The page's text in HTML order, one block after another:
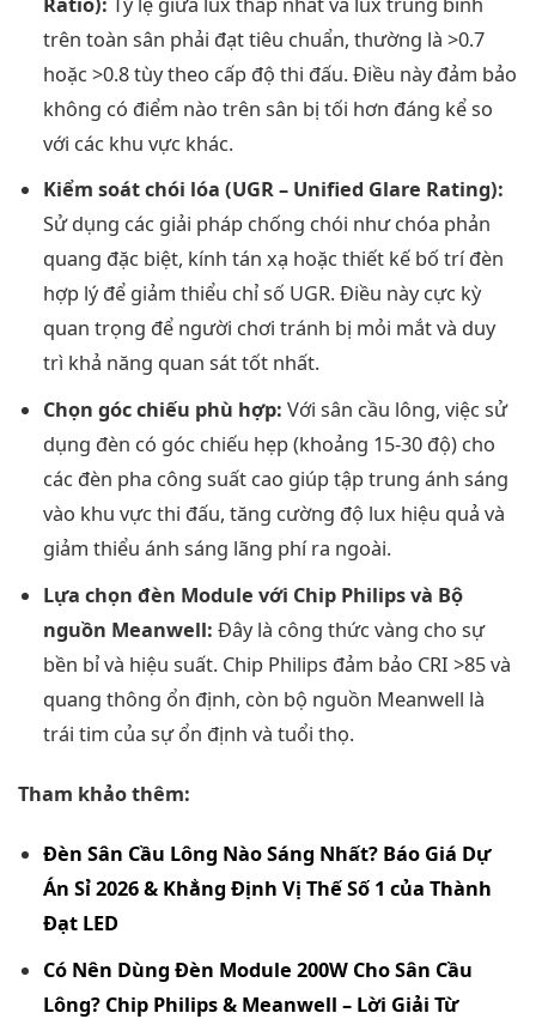
trên toàn sân phải đạt tiêu chuẩn, thường là >0.7
hoặc >0.8 tùy theo cấp độ thi đấu. Điều này đảm bảo
không có điểm nào trên sân bị tối hơn đáng kể so
với các khu vực khác.
Kiểm soát chói lóa (UGR – Unified Glare Rating):
Sử dụng các giải pháp chống chói như chóa phản
quang đặc biệt, kính tán xạ hoặc thiết kế bố trí đèn
hợp lý để giảm thiểu chỉ số UGR. Điều này cực kỳ
quan trọng để người chơi tránh bị mỏi mắt và duy
trì khả năng quan sát tốt nhất.
Chọn góc chiếu phù hợp: Với sân cầu lông, việc sử
dụng đèn có góc chiếu hẹp (khoảng 15-30 độ) cho
các đèn pha công suất cao giúp tập trung ánh sáng
vào khu vực thi đấu, tăng cường độ lux hiệu quả và
giảm thiểu ánh sáng lãng phí ra ngoài.
Lựa chọn đèn Module với Chip Philips và Bộ
nguồn Meanwell: Đây là công thức vàng cho sự
bền bỉ và hiệu suất. Chip Philips đảm bảo CRI >85 và
quang thông ổn định, còn bộ nguồn Meanwell là
trái tim của sự ổn định và tuổi thọ.
Tham khảo thêm:
Đèn Sân Cầu Lông Nào Sáng Nhất? Báo Giá Dự
Án Sỉ 2026 & Khẳng Định Vị Thế Số 1 của Thành
Đạt LED
Có Nên Dùng Đèn Module 200W Cho Sân Cầu
Lông? Chip Philips & Meanwell – Lời Giải Từ